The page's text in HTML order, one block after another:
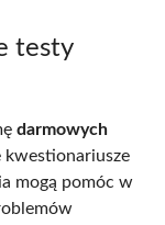
testy
darmowych
mogą pomóc w